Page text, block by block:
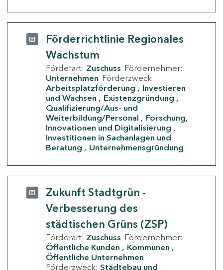
Förderrichtlinie Regionales
Wachstum
Förderart: Zuschuss Fördernehmer:
Unternehmen Förderzweck:
Arbeitsplatzförderung
Investieren
und Wachsen
Existenzgründung
Qualifizierung/Aus- und
Weiterbildung/Personal
Forschung,
Innovationen und Digitalisierung
Investitionen in Sachanlagen und
Beratung
Unternehmensgründung
Zukunft Stadtgrün -
Verbesserung des
städtischen Grüns (ZSP)
Förderart: Zuschuss Fördernehmer:
Öffentliche Kunden
Kommunen
Öffentliche Unternehmen
Förderzweck: Städtebau und